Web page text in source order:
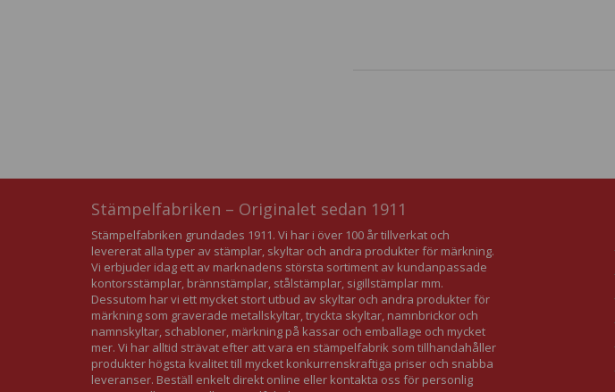
Stämpelfabriken – Originalet sedan 1911
Stämpelfabriken grundades 1911. Vi har i över 100 år tillverkat och
levererat alla typer av stämplar, skyltar och andra produkter för märkning.
Vi erbjuder idag ett av marknadens största sortiment av kundanpassade
kontorsstämplar, brännstämplar, stålstämplar, sigillstämplar mm.
Dessutom har vi ett mycket stort utbud av skyltar och andra produkter för
märkning som graverade metallskyltar, tryckta skyltar, namnbrickor och
namnskyltar, schabloner, märkning på kassar och emballage och mycket
mer. Vi har alltid strävat efter att vara en stämpelfabrik som tillhandahåller
produkter högsta kvalitet till mycket konkurrenskraftiga priser och snabba
leveranser. Beställ enkelt direkt online eller kontakta oss för personlig